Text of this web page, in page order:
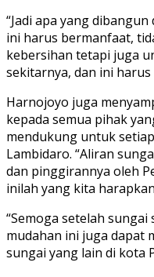
“Jadi apa yang
ini harus bermanfaat,
kebersihan tetapi juga
sekitarnya, dan ini
Harnojoyo juga
kepada semua pihak
mendukung untuk
Lambidaro. “Aliran
dan pinggirannya oleh
inilah yang kita
“Semoga setelah
mudahan ini juga dapat
sungai yang lain di kota